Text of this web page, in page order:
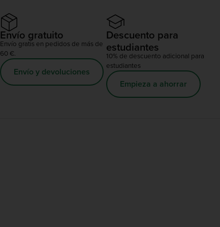
Envío gratuito
Envío gratis en pedidos de más de
60 €.
Envío y devoluciones
Descuento para
estudiantes
10% de descuento adicional para
estudiantes
Empieza a ahorrar